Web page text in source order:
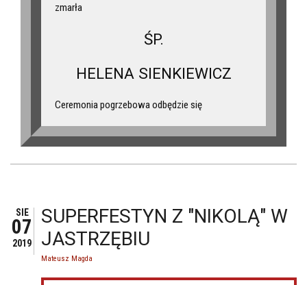
zmarła
ŚP.
HELENA SIENKIEWICZ
Ceremonia pogrzebowa odbędzie się
SIE
07
2019
SUPERFESTYN Z "NIKOLĄ" W
JASTRZĘBIU
Mateusz Magda